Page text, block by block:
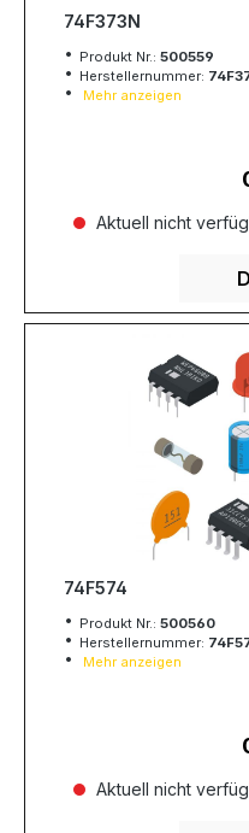
74F373N
Produkt Nr.: 500559
Herstellernummer:
Mehr anzeigen
Aktuell nicht
74F574
Produkt Nr.: 500560
Herstellernummer:
Mehr anzeigen
Aktuell nicht